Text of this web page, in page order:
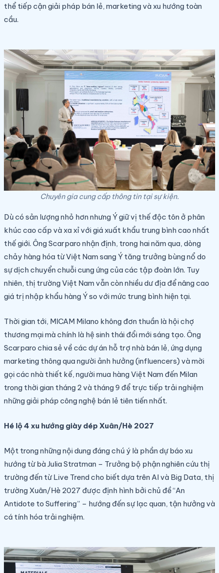
thể tiếp cận giải pháp bán lẻ, marketing và xu hướng toàn
cầu.
Chuyên gia cung cấp thông tin tại sự kiện.
Dù có sản lượng nhỏ hơn nhưng Ý giữ vị thế độc tôn ở phân
khúc cao cấp và xa xỉ với giá xuất khẩu trung bình cao nhất
thế giới. Ông Scarparo nhận định, trong hai năm qua, dòng
chảy hàng hóa từ Việt Nam sang Ý tăng trưởng bùng nổ do
sự dịch chuyển chuỗi cung ứng của các tập đoàn lớn. Tuy
nhiên, thị trường Việt Nam vẫn còn nhiều dư địa để nâng cao
giá trị nhập khẩu hàng Ý so với mức trung bình hiện tại.
Thời gian tới, MICAM Milano không đơn thuần là hội chợ
thương mại mà chính là hệ sinh thái đổi mới sáng tạo. Ông
Scarparo chia sẻ về các dự án hỗ trợ nhà bán lẻ, ứng dụng
marketing thông qua người ảnh hưởng (influencers) và mời
gọi các nhà thiết kế, người mua hàng Việt Nam đến Milan
trong thời gian tháng 2 và tháng 9 để trực tiếp trải nghiệm
những giải pháp công nghệ bán lẻ tiên tiến nhất.
Hé lộ 4 xu hướng giày dép Xuân/Hè 2027
Một trong những nội dung đáng chú ý là phần dự báo xu
hướng từ bà Julia Stratman – Trưởng bộ phận nghiên cứu thị
trường đến từ Live Trend cho biết dựa trên AI và Big Data, thị
trường Xuân/Hè 2027 được định hình bởi chủ đề “An
Antidote to Suffering” – hướng đến sự lạc quan, tận hưởng và
cá tính hóa trải nghiệm.